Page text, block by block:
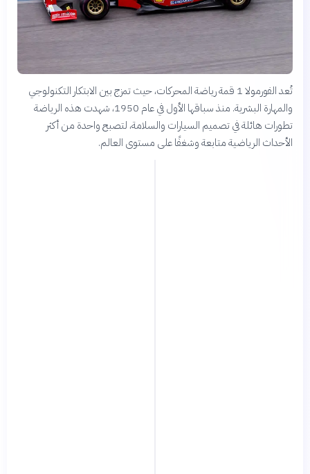
تُعد الفورمولا 1 قمة رياضة المحركات، حيث تمزج بين الابتكار التكنولوجي
والمهارة البشرية. منذ سباقها الأول في عام 1950، شهدت هذه الرياضة
تطورات هائلة في تصميم السيارات والسلامة، لتصبح واحدة من أكثر
الأحداث الرياضية متابعة وشغفًا على مستوى العالم.